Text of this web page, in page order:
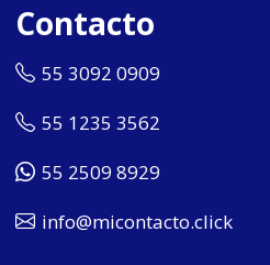
Contacto
55 3092 0909
55 1235 3562
55 2509 8929
info@micontacto.click